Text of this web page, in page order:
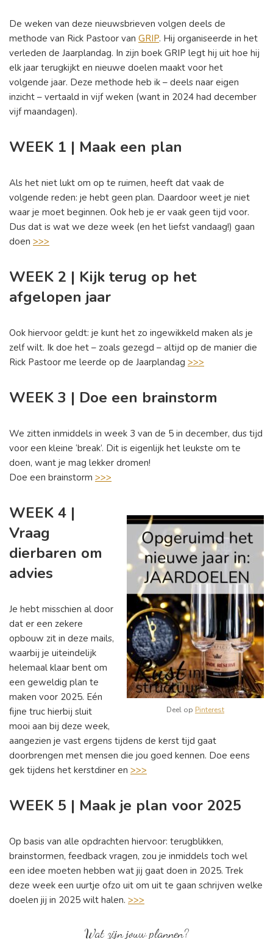
De weken van deze nieuwsbrieven volgen deels de
methode van Rick Pastoor van GRIP. Hij organiseerde in het
verleden de Jaarplandag. In zijn boek GRIP legt hij uit hoe hij
elk jaar terugkijkt en nieuwe doelen maakt voor het
volgende jaar. Deze methode heb ik – deels naar eigen
inzicht – vertaald in vijf weken (want in 2024 had december
vijf maandagen).
WEEK 1 | Maak een plan
Als het niet lukt om op te ruimen, heeft dat vaak de
volgende reden: je hebt geen plan. Daardoor weet je niet
waar je moet beginnen. Ook heb je er vaak geen tijd voor.
Dus dat is wat we deze week (en het liefst vandaag!) gaan
doen >>>
WEEK 2 | Kijk terug op het
afgelopen jaar
Ook hiervoor geldt: je kunt het zo ingewikkeld maken als je
zelf wilt. Ik doe het – zoals gezegd – altijd op de manier die
Rick Pastoor me leerde op de Jaarplandag >>>
WEEK 3 | Doe een brainstorm
We zitten inmiddels in week 3 van de 5 in december, dus tijd
voor een kleine ‘break’. Dit is eigenlijk het leukste om te
doen, want je mag lekker dromen!
Doe een brainstorm >>>
Deel op Pinterest
WEEK 4 |
Vraag
dierbaren om
advies
Je hebt misschien al door
dat er een zekere
opbouw zit in deze mails,
waarbij je uiteindelijk
helemaal klaar bent om
een geweldig plan te
maken voor 2025. Eén
fijne truc hierbij sluit
mooi aan bij deze week,
aangezien je vast ergens tijdens de kerst tijd gaat
doorbrengen met mensen die jou goed kennen. Doe eens
gek tijdens het kerstdiner en >>>
WEEK 5 | Maak je plan voor 2025
Op basis van alle opdrachten hiervoor: terugblikken,
brainstormen, feedback vragen, zou je inmiddels toch wel
een idee moeten hebben wat jij gaat doen in 2025. Trek
deze week een uurtje ofzo uit om uit te gaan schrijven welke
doelen jij in 2025 wilt halen. >>>
Wat zijn jouw plannen?